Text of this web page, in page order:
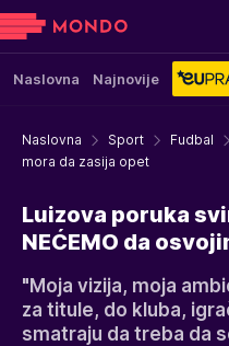
Naslovna Najnovije
Naslovna Sport Fudbal
mora da zasija opet
Luizova poruka
NEĆEMO da
"Moja vizija, moja
za titule, do kluba,
smatraju da treba da